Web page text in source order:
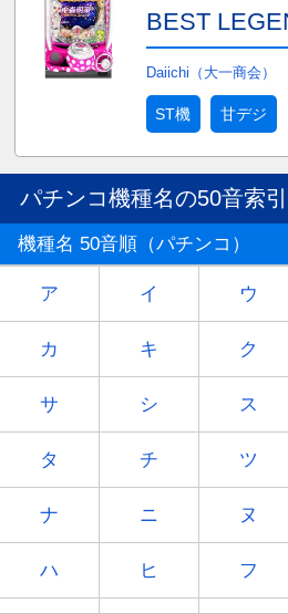
BEST
Daiichi（大一商会）
ST機 甘デジ
パチンコ機種名の50音索
機種名 50音順（パチンコ）
ア イ ウ
カ キ ク
サ シ ス
タ チ ツ
ナ ニ ヌ
ハ ヒ フ